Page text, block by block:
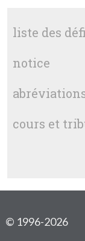
liste des
notice
cours et
© 1996-2026